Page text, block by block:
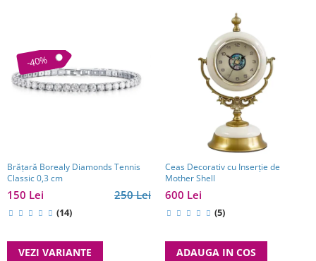
-40%
Brăţară Borealy Diamonds Tennis
Classic 0,3 cm
250 Lei
150 Lei
(14)
VEZI VARIANTE
Ceas Decorativ cu Inserție de
Mother Shell
600 Lei
(5)
ADAUGA IN COS